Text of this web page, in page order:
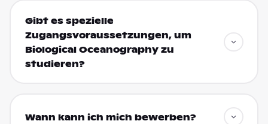
Gibt es spezielle
Zugangsvoraussetzungen, um
Biological Oceanography zu
studieren?
Wann kann ich mich bewerben?